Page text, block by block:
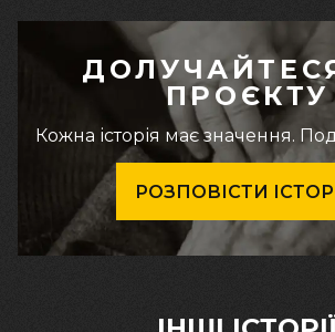
ПРОЄКТУ
Кожна історія має значення.
РОЗПОВІСТИ